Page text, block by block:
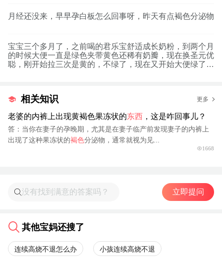
月经还没来，早早孕白板怎么回事呀，昨天有点褐色分泌物
宝宝三个多月了，之前喝的君乐宝舒适成长奶粉，到两个月
的时候大便一直是绿色夹带黄色还稀有奶瓣，现在换圣元优
聪，刚开始拉三次是黄的，不绿了，现在又开始大便绿了，
相关知识 更多
老婆的内裤上出现黄褐色果冻状的东西 ，这是咋回事儿？
答：当你在妻子的孕晚期，尤其是在妻子临产前发现妻子的内裤上
出现了这种果冻状的褐色分泌物，通常就视为见...
1668
立即提问
其他宝妈还搜了
连续高烧不退怎么办 小孩连续高烧不退